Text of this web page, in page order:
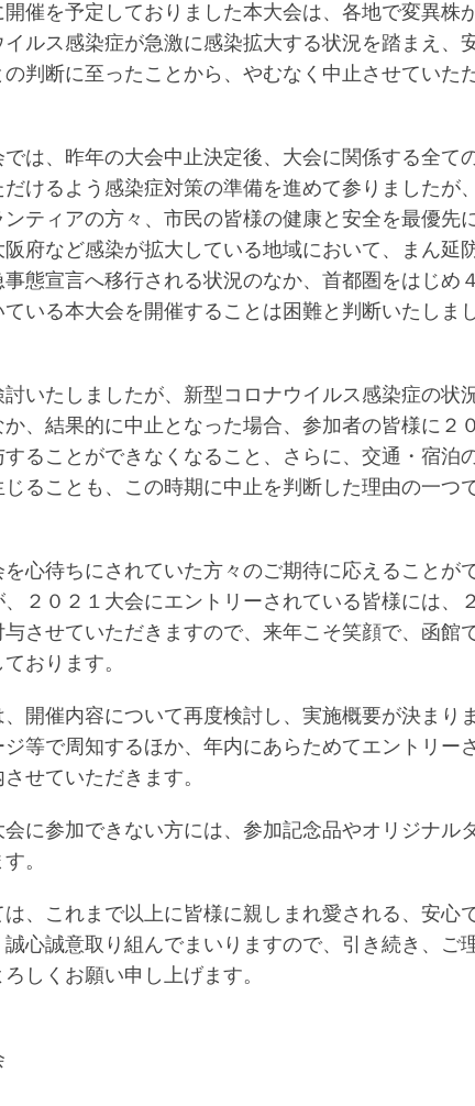
催を予定しておりました本大会は、各地で変異株
ルス感染症が急激に感染拡大する状況を踏まえ、
判断に至ったことから、やむなく中止させていた
は、昨年の大会中止決定後、大会に関係する全て
けるよう感染症対策の準備を進めて参りましたが
ティアの方々、市民の皆様の健康と安全を最優先
府など感染が拡大している地域において、まん延
態宣言へ移行される状況のなか、首都圏をはじめ
いる本大会を開催することは困難と判断いたしま
いたしましたが、新型コロナウイルス感染症の状
、結果的に中止となった場合、参加者の皆様に２
ることができなくなること、さらに、交通・宿泊
ることも、この時期に中止を判断した理由の一つ
心待ちにされていた方々のご期待に応えることが
２０２１大会にエントリーされている皆様には、
させていただきますので、来年こそ笑顔で、函館
おります。
開催内容について再度検討し、実施概要が決まり
等で周知するほか、年内にあらためてエントリー
せていただきます。
に参加できない方には、参加記念品やオリジナル
。
、これまで以上に皆様に親しまれ愛される、安心
心誠意取り組んでまいりますので、引き続き、ご
しくお願い申し上げます。